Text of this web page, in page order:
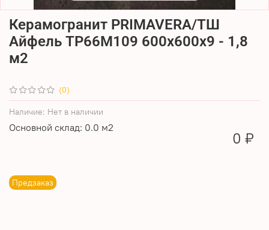
(0)
Наличие: Нет в наличии
Основной склад: 0.0 м2
Предзаказ
Керамогранит PRIMAVERA/ТШ
Айфель TP66M109 600х600х9 - 1,8
м2
0 ₽